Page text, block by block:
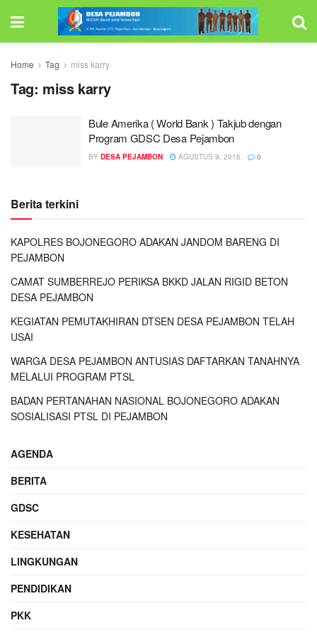
Home Tag miss karry
Tag: miss karry
Bule Amerika ( World Bank ) Takjub dengan
Program GDSC Desa Pejambon
BY DESA PEJAMBON AGUSTUS 9, 2016 0
Berita terkini
KAPOLRES BOJONEGORO ADAKAN JANDOM BARENG DI
PEJAMBON
CAMAT SUMBERREJO PERIKSA BKKD JALAN RIGID BETON
DESA PEJAMBON
KEGIATAN PEMUTAKHIRAN DTSEN DESA PEJAMBON TELAH
USAI
WARGA DESA PEJAMBON ANTUSIAS DAFTARKAN TANAHNYA
MELALUI PROGRAM PTSL
BADAN PERTANAHAN NASIONAL BOJONEGORO ADAKAN
SOSIALISASI PTSL DI PEJAMBON
AGENDA
BERITA
GDSC
KESEHATAN
LINGKUNGAN
PENDIDIKAN
PKK